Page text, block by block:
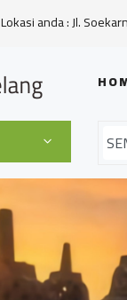
Lokasi anda : Jl.